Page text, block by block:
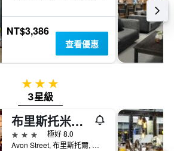
NT$3,386
查看優惠
3星級
3星級
布里斯托米茲寺宜必思酒店
3星級
極好 8.0
Avon Street, 布里斯托爾, 英國